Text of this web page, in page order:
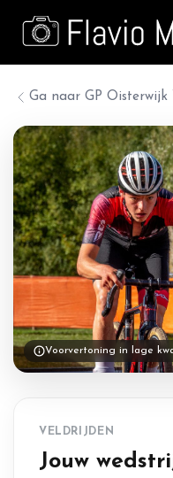
Ga naar GP Oisterwijk
Voorvertoning in lage
VELDRIJDEN
Jouw